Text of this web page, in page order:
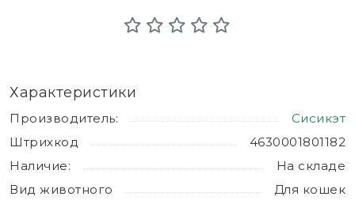
Характеристики
Производитель:
Сисикэт
Штрихкод
4630001801182
Наличие:
На складе
Вид животного
Для кошек